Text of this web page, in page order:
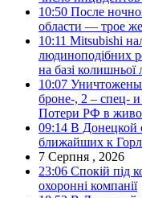
10:50 После
области — трое
10:11 Mitsubishi
людиноподібних
на базі колишньої
10:07
броне-, 2 – спец-
Потери РФ в
09:14 В Донецкой
ближайших к
7 Серпня , 2026
23:06 Спокій під
охоронні компанії